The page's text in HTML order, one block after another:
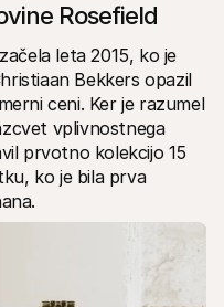
Rosefield
leta 2015, ko je
Bekkers opazil
ceni. Ker je razumel
vplivnostnega
prvotno kolekcijo 15
ko je bila prva